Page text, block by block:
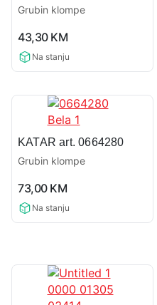
Grubin klompe
rating
43,30 KM
Na stanju
KATAR art. 0664280
Grubin klompe
rating
73,00 KM
Na stanju